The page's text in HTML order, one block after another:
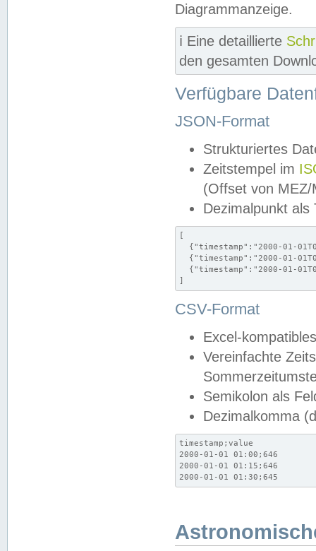
Diagrammanzeige.
ℹ️ Eine detaillierte
den gesamten
Verfügbare
JSON-Format
Strukturiertes
Zeitstempel im
(Offset von MEZ/
Dezimalpunkt als
[
{"timestamp":"2000-01-
{"timestamp":"2000-01-
{"timestamp":"2000-01-
]
CSV-Format
Excel-
Vereinfachte
Semikolon als
Dezimalkomma
timestamp;value
2000-01-01 01:00;646
2000-01-01 01:15;646
2000-01-01 01:30;645